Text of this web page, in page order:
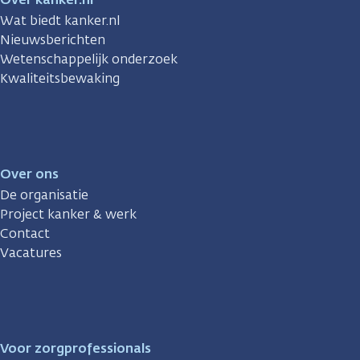
Wat biedt kanker.nl
Nieuwsberichten
Wetenschappelijk onderzoek
Kwaliteitsbewaking
Over ons
De organisatie
Project kanker & werk
Contact
Vacatures
Voor zorgprofessionals